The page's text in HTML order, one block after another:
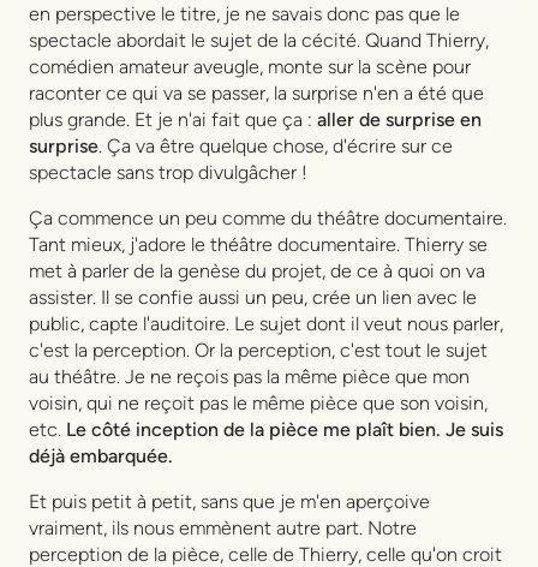
en perspective le titre, je ne savais donc pas que le
spectacle abordait le sujet de la cécité. Quand Thierry,
comédien amateur aveugle, monte sur la scène pour
raconter ce qui va se passer, la surprise n'en a été que
plus grande. Et je n'ai fait que ça : aller de surprise en
surprise. Ça va être quelque chose, d'écrire sur ce
spectacle sans trop divulgâcher !
Ça commence un peu comme du théâtre documentaire.
Tant mieux, j'adore le théâtre documentaire. Thierry se
met à parler de la genèse du projet, de ce à quoi on va
assister. Il se confie aussi un peu, crée un lien avec le
public, capte l'auditoire. Le sujet dont il veut nous parler,
c'est la perception. Or la perception, c'est tout le sujet
au théâtre. Je ne reçois pas la même pièce que mon
voisin, qui ne reçoit pas le même pièce que son voisin,
etc. Le côté inception de la pièce me plaît bien. Je suis
déjà embarquée.
Et puis petit à petit, sans que je m'en aperçoive
vraiment, ils nous emmènent autre part. Notre
perception de la pièce, celle de Thierry, celle qu'on croit